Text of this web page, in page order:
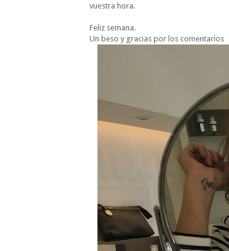
vuestra hora.
Feliz semana.
Un beso y gracias por los comentarios